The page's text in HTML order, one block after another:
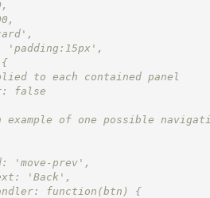
'padding:15px',
{
to each contained panel
false
example of one possible
'move-prev',
'Back',
function(btn) {